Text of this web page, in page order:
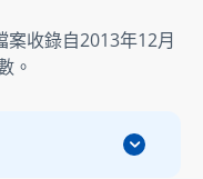
案收錄自2013年12月
。